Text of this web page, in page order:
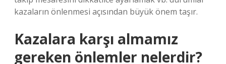
kazaların önlenmesi açısından büyük önem taşır.
Kazalara karşı almamız
gereken önlemler nelerdir?